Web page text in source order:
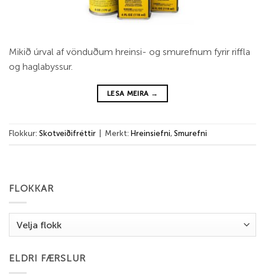
Mikið úrval af vönduðum hreinsi- og smurefnum fyrir riffla
og haglabyssur.
LESA MEIRA →
Flokkur: Skotveiðifréttir Merkt: Hreinsiefni, Smurefni
FLOKKAR
ELDRI FÆRSLUR